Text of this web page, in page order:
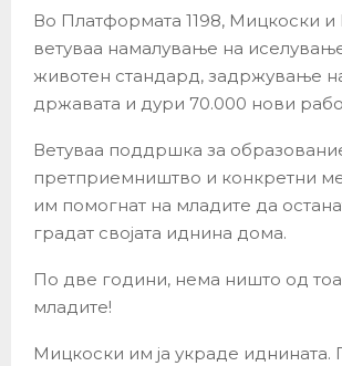
Во Платформата 1198, Мицкоски
ветуваа намалување на
животен стандард, задржување
државата и дури 70.000 нови
Ветуваа поддршка за
претприемништво и конкретни
им помогнат на младите да
градат својата иднина дома.
По две години, нема ништо од
младите!
Мицкоски им ја украде иднината.